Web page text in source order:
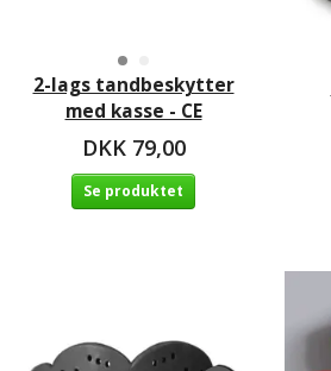
2-lags tandbeskytter
med kasse - CE
DKK 79,00
Se produktet